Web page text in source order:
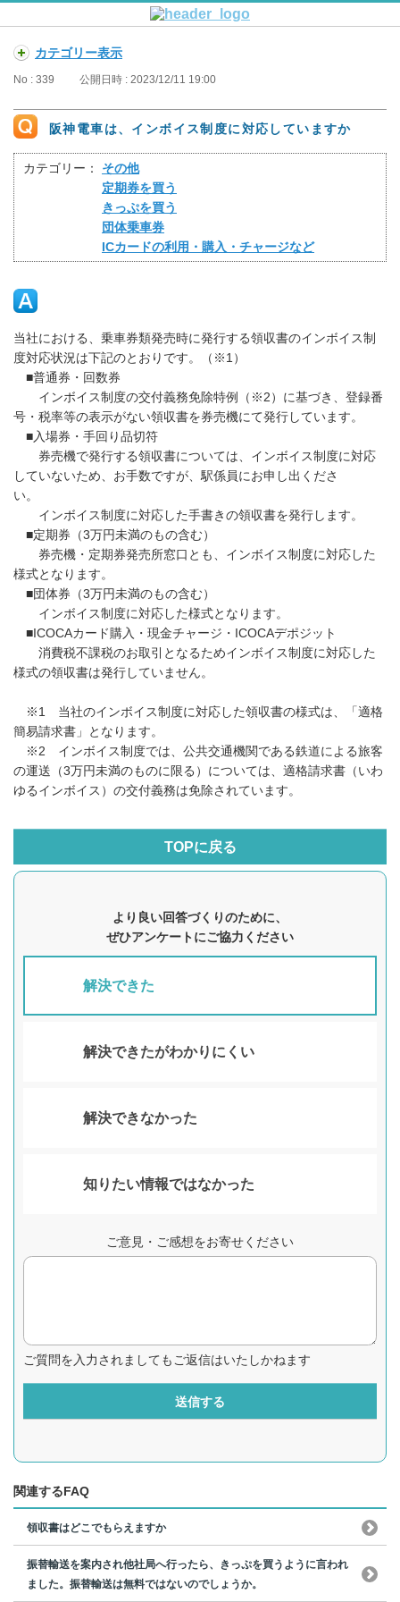
カテゴリー表示
No : 339 公開日時 : 2023/12/11 19:00
阪神電車は、インボイス制度に対応していますか
カテゴリー：
その他
定期券を買う
きっぷを買う
団体乗車券
ICカードの利用・購入・チャージなど
当社における、乗車券類発売時に発行する領収書のインボイス制
度対応状況は下記のとおりです。（※1）
■普通券・回数券
インボイス制度の交付義務免除特例（※2）に基づき、登録番
号・税率等の表示がない領収書を券売機にて発行しています。
■入場券・手回り品切符
券売機で発行する領収書については、インボイス制度に対応
していないため、お手数ですが、駅係員にお申し出くださ
い。
インボイス制度に対応した手書きの領収書を発行します。
■定期券（3万円未満のもの含む）
券売機・定期券発売所窓口とも、インボイス制度に対応した
様式となります。
■団体券（3万円未満のもの含む）
インボイス制度に対応した様式となります。
■ICOCAカード購入・現金チャージ・ICOCAデポジット
消費税不課税のお取引となるためインボイス制度に対応した
様式の領収書は発行していません。
※1 当社のインボイス制度に対応した領収書の様式は、「適格
簡易請求書」となります。
※2 インボイス制度では、公共交通機関である鉄道による旅客
の運送（3万円未満のものに限る）については、適格請求書（いわ
ゆるインボイス）の交付義務は免除されています。
TOPに戻る
より良い回答づくりのために、
ぜひアンケートにご協力ください
解決できた
解決できたがわかりにくい
解決できなかった
知りたい情報ではなかった
ご意見・ご感想をお寄せください
ご質問を入力されましてもご返信はいたしかねます
送信する
関連するFAQ
領収書はどこでもらえますか
振替輸送を案内され他社局へ行ったら、きっぷを買うように言われ
ました。振替輸送は無料ではないのでしょうか。